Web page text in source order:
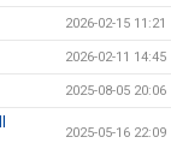
2026-02-15 11:21
2026-02-11 14:45
2025-08-05 20:06
2025-05-16 22:09